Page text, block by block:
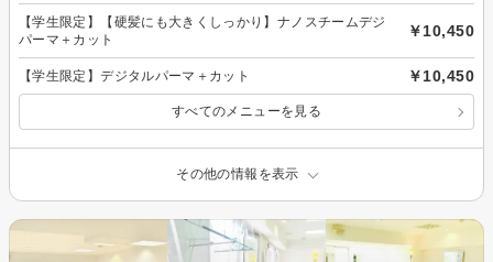
【学生限定】【硬髪にも大きくしっかり】ナノスチームデジ
パーマ＋カット
￥10,450
【学生限定】デジタルパーマ＋カット ￥10,450
すべてのメニューを見る
その他の情報を表示